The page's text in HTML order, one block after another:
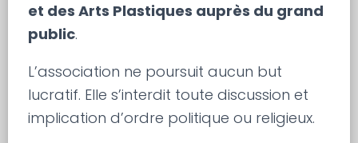
et des Arts Plastiques auprès du grand
public.
L’association ne poursuit aucun but
lucratif. Elle s’interdit toute discussion et
implication d’ordre politique ou religieux.